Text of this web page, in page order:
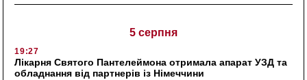
5 серпня
19:27
Лікарня Святого Пантелеймона отримала апарат УЗД та
обладнання від партнерів із Німеччини